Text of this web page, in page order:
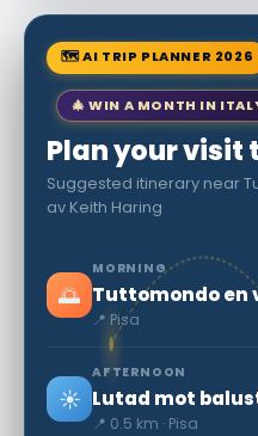
🗺 AI TRIP PLANNER 2026
🎄 WIN A MONTH IN
Plan your visit
Suggested itinerary near
av Keith Haring
🌅
MORNING
📍 Pisa
☀️
AFTERNOON
📍 0.5 km · Pisa